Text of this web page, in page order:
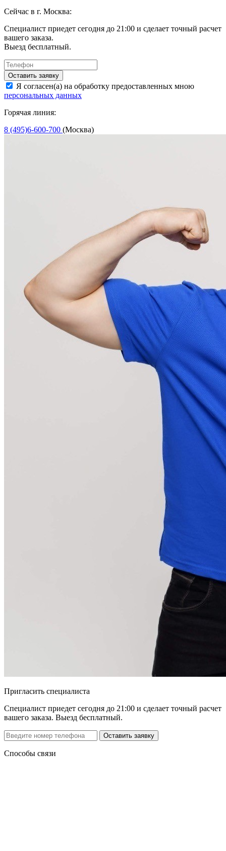
Сейчас в г. Москва:
Специалист приедет сегодня до 21:00 и сделает точный расчет
вашего заказа.
Выезд бесплатный.
Оставить заявку
Я согласен(а) на обработку предоставленных мною
персональных данных
Горячая линия:
8 (495)6-600-700 (Москва)
Пригласить специалиста
Специалист приедет сегодня до 21:00 и сделает точный расчет
вашего заказа. Выезд бесплатный.
Способы связи